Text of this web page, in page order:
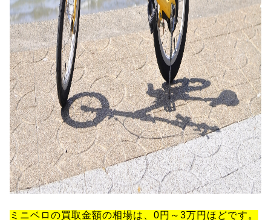
ミニベロの買取金額の相場は、0円～3万円ほどです。